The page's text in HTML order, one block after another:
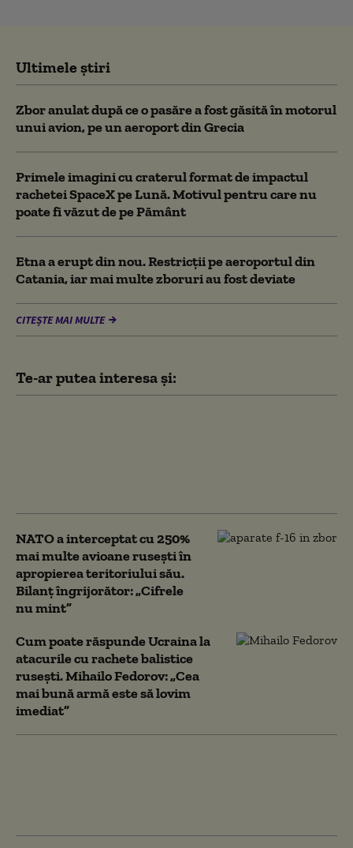
Ultimele știri
Zbor anulat după ce o pasăre a fost găsită în motorul
unui avion, pe un aeroport din Grecia
Primele imagini cu craterul format de impactul
rachetei SpaceX pe Lună. Motivul pentru care nu
poate fi văzut de pe Pământ
Etna a erupt din nou. Restricții pe aeroportul din
Catania, iar mai multe zboruri au fost deviate
CITEȘTE MAI MULTE
Te-ar putea interesa și:
NATO a interceptat cu 250%
mai multe avioane rusești în
apropierea teritoriului său.
Bilanț îngrijorător: „Cifrele
nu mint”
Cum poate răspunde Ucraina la
atacurile cu rachete balistice
rusești. Mihailo Fedorov: „Cea
mai bună armă este să lovim
imediat”